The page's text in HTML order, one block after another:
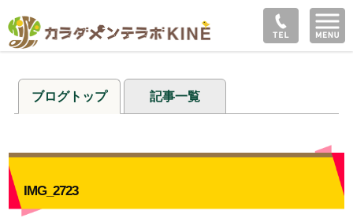
ブログトップ 記事一覧
IMG_2723